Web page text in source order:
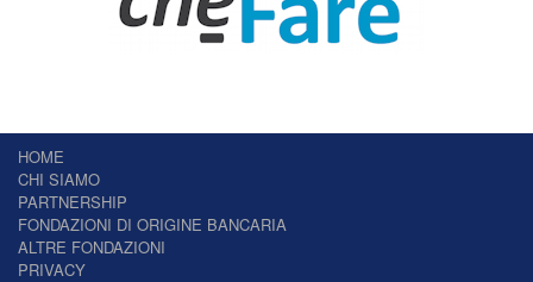
HOME
CHI SIAMO
PARTNERSHIP
FONDAZIONI DI ORIGINE BANCARIA
ALTRE FONDAZIONI
PRIVACY